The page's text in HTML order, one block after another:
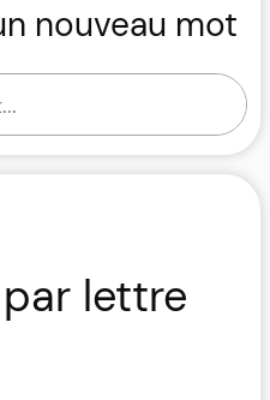
nouveau mot
lettre